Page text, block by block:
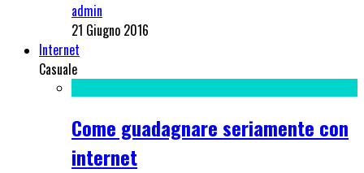
admin
21 Giugno 2016
Internet
Casuale
Come guadagnare seriamente con
internet